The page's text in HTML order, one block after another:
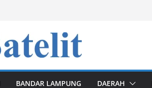
BANDAR LAMPUNG DAERAH